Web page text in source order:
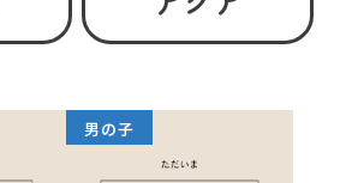
男の子